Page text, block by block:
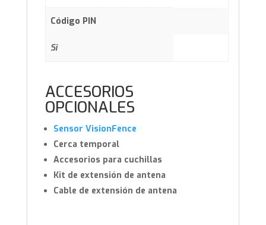
Código PIN
Si
ACCESORIOS
OPCIONALES
Sensor VisionFence
Cerca temporal
Accesorios para cuchillas
Kit de extensión de antena
Cable de extensión de antena